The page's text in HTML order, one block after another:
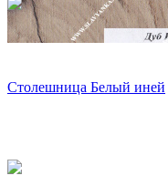
Столешница Белый иней